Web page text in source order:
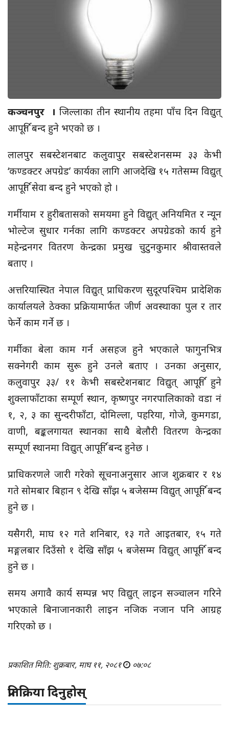
कञ्चनपुर । जिल्लाका तीन स्थानीय तहमा पाँच दिन विद्युत्
आपूर्ति बन्द हुने भएको छ ।
लालपुरसबस्टेशनबाट कलुवापुर सबस्टेशनसम्म३३केभी
‘कण्डक्टर अपग्रेड’ कार्यका लागि आजदेखि १५ गतेसम्म विद्युत्
आपूर्ति सेवा बन्द हुने भएको हो ।
गर्मीयाम र हुरीबतासको समयमा हुने विद्युत् अनियमित र न्यून
भोल्टेज सुधार गर्नका लागि कण्डक्टर अपग्रेडको कार्य हुने
महेन्द्रनगर वितरण केन्द्रका प्रमुख चुटुनकुमार श्रीवास्तवले
बताए ।
अत्तरियास्थित नेपाल विद्युत् प्राधिकरण सुदूरपश्चिम प्रादेशिक
कार्यालयले ठेक्का प्रक्रियामार्फत जीर्ण अवस्थाका पुल र तार
फेर्ने काम गर्ने छ ।
गर्मीका बेला काम गर्न असहज हुने भएकाले फागुनभित्र
सक्नेगरी काम सुरूहुने उनले बताए । उनका अनुसार,
कलुवापुर ३३/ ११ केभी सबस्टेशनबाट विद्युत् आपूर्ति हुने
शुक्लाफाँटाका सम्पूर्ण स्थान, कृष्णपुर नगरपालिकाको वडा नं
१, २, ३ का सुन्दरीफाँटा, दोमिल्ला, पहरिया, गोजे, कुमगडा,
वाणी, बङ्कलगायतस्थानका साथै बेलौरी वितरण केन्द्रका
सम्पूर्ण स्थानमा विद्युत् आपूर्ति बन्द हुनेछ ।
प्राधिकरणले जारी गरेको सूचनाअनुसार आज शुक्रबार र १४
गते सोमबार बिहान ९ देखि साँझ ५ बजेसम्म विद्युत् आपूर्ति बन्द
हुने छ ।
यसैगरी, माघ १२ गते शनिबार, १३ गते आइतबार, १५ गते
मङ्गलबार दिउँसो १ देखि साँझ ५ बजेसम्म विद्युत् आपूर्ति बन्द
हुने छ ।
समय अगावै कार्य सम्पन्न भए विद्युत् लाइन सञ्चालन गरिने
भएकाले बिनाजानकारी लाइन नजिक नजान पनि आग्रह
गरिएको छ ।
प्रकाशित मिति: शुक्रबार, माघ ११, २०८१ ०७:०८
प्रतिक्रिया दिनुहोस्